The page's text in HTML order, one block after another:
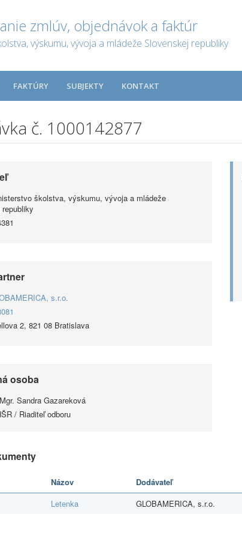
zmlúv, objednávok a faktúr
výskumu, vývoja a mládeže Slovenskej republiky
FAKTÚRY SUBJEKTY KONTAKT
č. 1000142877
školstva, výskumu, vývoja a mládeže
s.r.o.
2, 821 08 Bratislava
osoba
Mgr. Sandra Gazareková
/ Riaditeľ odboru
Názov Dodávateľ
Letenka GLOBAMERICA, s.r.o.